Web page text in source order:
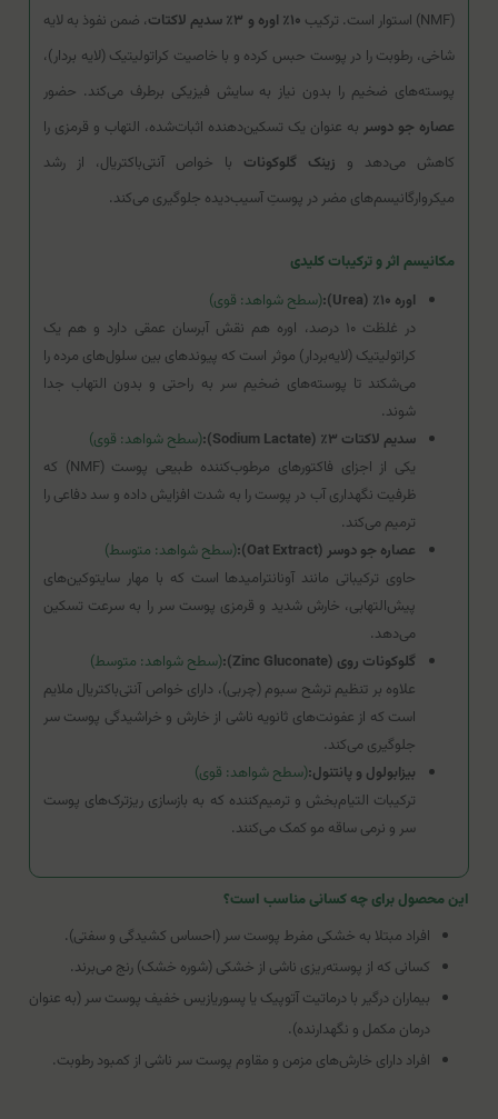
(NMF) استوار است. ترکیب
۱۰٪ اوره و ۳٪ سدیم لاکتات
، ضمن نفوذ به لایه
شاخی، رطوبت را در پوست حبس کرده و با خاصیت کراتولیتیک (لایه بردار)،
پوسته‌های ضخیم را بدون نیاز به سایش فیزیکی برطرف می‌کند. حضور
عصاره جو دوسر به عنوان یک تسکین‌دهنده اثبات‌شده، التهاب و قرمزی را
کاهش می‌دهد و زینک گلوکونات با خواص آنتی‌باکتریال، از رشد
میکروارگانیسم‌های مضر در پوستِ آسیب‌دیده جلوگیری می‌کند.
مکانیسم اثر و ترکیبات کلیدی
اوره ۱۰٪ (Urea):
(سطح شواهد: قوی)
در غلظت ۱۰ درصد، اوره هم نقش آبرسان عمقی دارد و هم یک
کراتولیتیک (لایه‌بردار) موثر است که پیوندهای بین سلول‌های مرده را
می‌شکند تا پوسته‌های ضخیم سر به راحتی و بدون التهاب جدا
شوند.
سدیم لاکتات ۳٪ (Sodium Lactate):
(سطح شواهد: قوی)
یکی از اجزای فاکتورهای مرطوب‌کننده طبیعی پوست (NMF) که
ظرفیت نگهداری آب در پوست را به شدت افزایش داده و سد دفاعی را
ترمیم می‌کند.
عصاره جو دوسر (Oat Extract):
(سطح شواهد: متوسط)
حاوی ترکیباتی مانند آونانترامیدها است که با مهار سایتوکین‌های
پیش‌التهابی، خارش شدید و قرمزی پوست سر را به سرعت تسکین
می‌دهد.
گلوکونات روی (Zinc Gluconate):
(سطح شواهد: متوسط)
علاوه بر تنظیم ترشح سبوم (چربی)، دارای خواص آنتی‌باکتریال ملایم
است که از عفونت‌های ثانویه ناشی از خارش و خراشیدگی پوست سر
جلوگیری می‌کند.
بیزابولول و پانتنول:(سطح شواهد: قوی)
ترکیبات التیام‌بخش و ترمیم‌کننده که به بازسازی ریزترک‌های پوست
سر و نرمی ساقه مو کمک می‌کنند.
این محصول برای چه کسانی مناسب است؟
افراد مبتلا به خشکی مفرط پوست سر (احساس کشیدگی و سفتی).
کسانی که از پوسته‌ریزی ناشی از خشکی (شوره خشک) رنج می‌برند.
بیماران درگیر با درماتیت آتوپیک یا پسوریازیس خفیف پوست سر (به عنوان
درمان مکمل و نگهدارنده).
افراد دارای خارش‌های مزمن و مقاوم پوست سر ناشی از کمبود رطوبت.